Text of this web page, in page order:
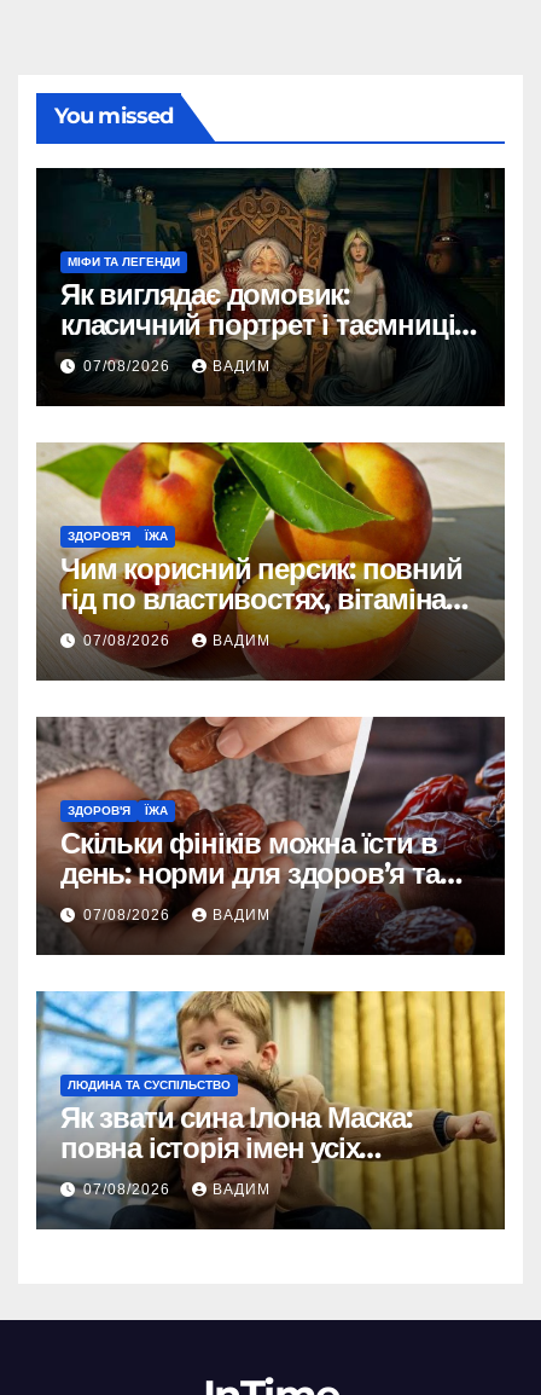
You missed
МІФИ ТА ЛЕГЕНДИ
Як виглядає домовик:
класичний портрет і таємниці
зовнішності
07/08/2026 ВАДИМ
ЗДОРОВ'Я ЇЖА
Чим корисний персик: повний
гід по властивостях, вітамінах і
впливі на організм
07/08/2026 ВАДИМ
ЗДОРОВ'Я ЇЖА
Скільки фініків можна їсти в
день: норми для здоров’я та
енергії
07/08/2026 ВАДИМ
ЛЮДИНА ТА СУСПІЛЬСТВО
Як звати сина Ілона Маска:
повна історія імен усіх
хлопчиків мільярдера
07/08/2026 ВАДИМ